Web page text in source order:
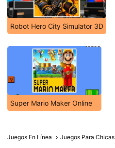
Robot Hero City Simulator 3D
Super Mario Maker Online
Juegos En Línea Juegos Para Chicas